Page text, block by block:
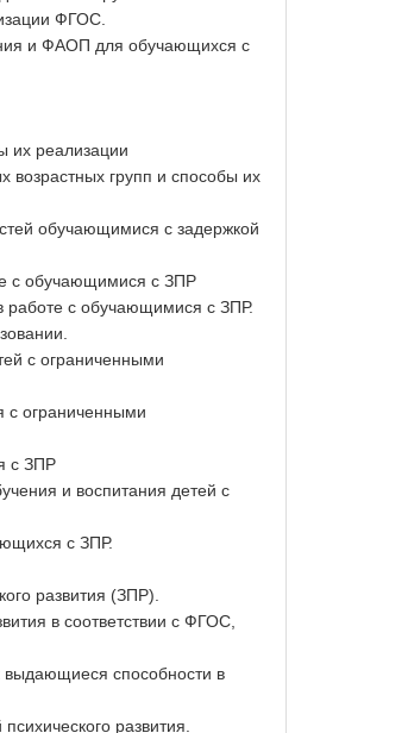
ФГОС.
и ФАОП для обучающихся с
их реализации
групп и способы их
обучающимися с задержкой
с обучающимися с ЗПР
работе с обучающимися с ЗПР.
с ограниченными
с ограниченными
с ЗПР
и воспитания детей с
с ЗПР.
развития (ЗПР).
в соответствии с ФГОС,
выдающиеся способности в
развития.